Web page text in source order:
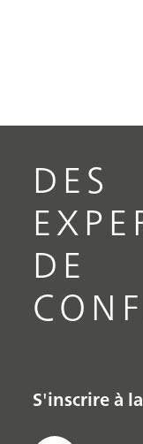
DES
DE
S'inscrire à